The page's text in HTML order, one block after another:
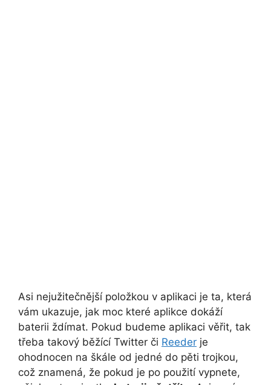
Asi nejužitečnější položkou v aplikaci je ta, která
vám ukazuje, jak moc které aplikce dokáží
baterii ždímat. Pokud budeme aplikaci věřit, tak
třeba takový běžící Twitter či Reeder je
ohodnocen na škále od jedné do pěti trojkou,
což znamená, že pokud je po použití vypnete,